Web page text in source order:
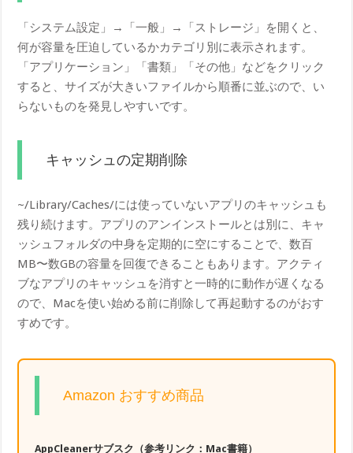
「システム設定」→「一般」→「ストレージ」を開くと、
何が容量を圧迫しているかカテゴリ別に表示されます。
「アプリケーション」「書類」「その他」などをクリック
すると、サイズが大きいファイルから順番に並ぶので、い
らないものを発見しやすいです。
キャッシュの定期削除
~/Library/Caches/には使っていないアプリのキャッシュも
残り続けます。アプリのアンインストールとは別に、キャ
ッシュフォルダの中身を定期的に空にすることで、数百
MB〜数GBの容量を回復できることもあります。アクティ
ブなアプリのキャッシュを消すと一時的に動作が遅くなる
ので、Macを使い始める前に削除して再起動するのがおす
すめです。
Amazon おすすめ商品
AppCleanerサブスク（参考リンク：Mac書籍）